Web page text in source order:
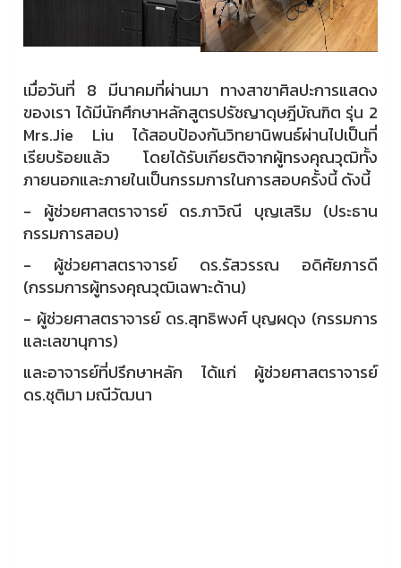
เมื่อวันที่ 8 มีนาคมที่ผ่านมา ทางสาขาศิลปะการแสดง
ของเรา ได้มีนักศึกษาหลักสูตรปรัชญาดุษฎีบัณฑิต รุ่น 2
Mrs.Jie Liu ได้สอบป้องกันวิทยานิพนธ์ผ่านไปเป็นที่
เรียบร้อยแล้ว โดยได้รับเกียรติจากผู้ทรงคุณวุฒิทั้ง
ภายนอกและภายในเป็นกรรมการในการสอบครั้งนี้ ดังนี้
- ผู้ช่วยศาสตราจารย์ ดร.ภาวิณี บุญเสริม (ประธาน
กรรมการสอบ)
- ผู้ช่วยศาสตราจารย์ ดร.รัสวรรณ อดิศัยภารดี
(กรรมการผู้ทรงคุณวุฒิเฉพาะด้าน)
- ผู้ช่วยศาสตราจารย์ ดร.สุทธิพงศ์ บุญผดุง (กรรมการ
และเลขานุการ)
และอาจารย์ที่ปรึกษาหลัก ได้แก่ ผู้ช่วยศาสตราจารย์
ดร.ชุติมา มณีวัฒนา